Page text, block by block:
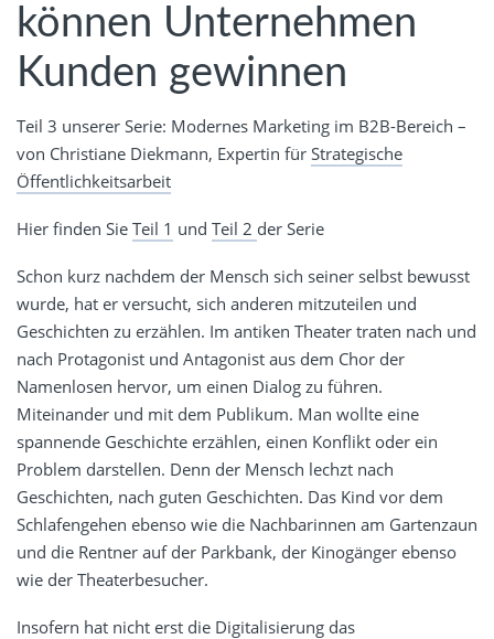
können Unternehmen
Kunden gewinnen
Teil 3 unserer Serie: Modernes Marketing im B2B-Bereich –
von Christiane Diekmann, Expertin für Strategische
Öffentlichkeitsarbeit
Hier finden Sie Teil 1 und Teil 2 der Serie
Schon kurz nachdem der Mensch sich seiner selbst bewusst
wurde, hat er versucht, sich anderen mitzuteilen und
Geschichten zu erzählen. Im antiken Theater traten nach und
nach Protagonist und Antagonist aus dem Chor der
Namenlosen hervor, um einen Dialog zu führen.
Miteinander und mit dem Publikum. Man wollte eine
spannende Geschichte erzählen, einen Konflikt oder ein
Problem darstellen. Denn der Mensch lechzt nach
Geschichten, nach guten Geschichten. Das Kind vor dem
Schlafengehen ebenso wie die Nachbarinnen am Gartenzaun
und die Rentner auf der Parkbank, der Kinogänger ebenso
wie der Theaterbesucher.
Insofern hat nicht erst die Digitalisierung das